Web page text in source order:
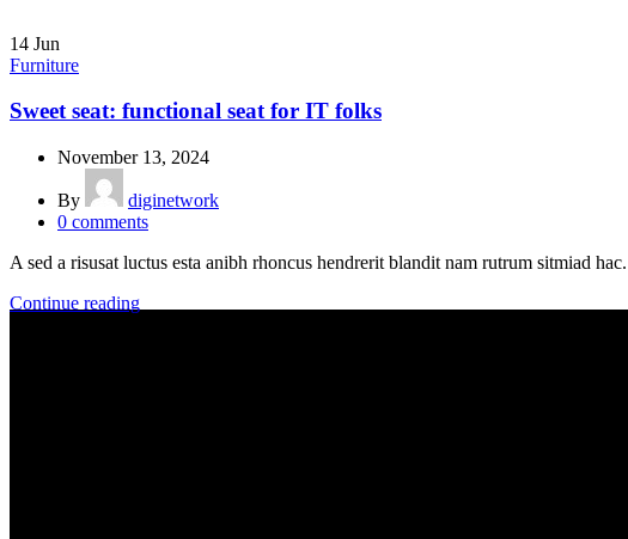
14 Jun
Furniture
Sweet seat: functional seat for IT folks
November 13, 2024
By
diginetwork
0 comments
A sed a risusat luctus esta anibh rhoncus hendrerit blandit nam rutrum sitmiad
Continue reading